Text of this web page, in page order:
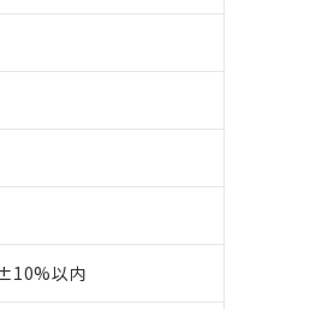
以内
、本サービスの対象外となる商品もあ
、記載している更新日時点での社内
客様のお取引先、またはお客様担当の
拠点は「
の事前の承諾なく第三者に漏洩または
ービス）をご利用いただくには、I-
1000ppm以下、フタル酸ブチルベンジル（
(DIBP) 1000ppm以下
る適用除外項目は除く。
意図的な使用がないことを確認しています。
月が前後することがあります。
ウム) : 100ppm、
準値以下であることを示します。
質が外部に漏えいし、環境に深刻な
問い合わせください。
完全に破砕するなど、違法に輸出さ
ル、化学兵器、生物兵器またはその
わる関係者が違法に輸出するおそれ
認ください)
情報を公開していない機種